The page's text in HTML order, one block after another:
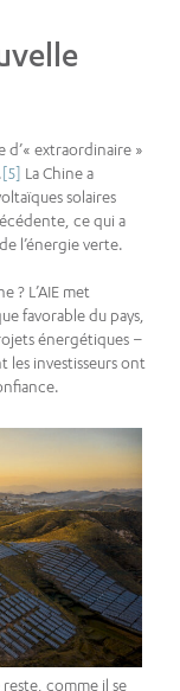
d’« extraordinaire »
[5] La Chine a
solaires
ce qui a
l’énergie verte.
? L’AIE met
favorable du pays,
énergétiques –
les investisseurs ont
reste, comme il se